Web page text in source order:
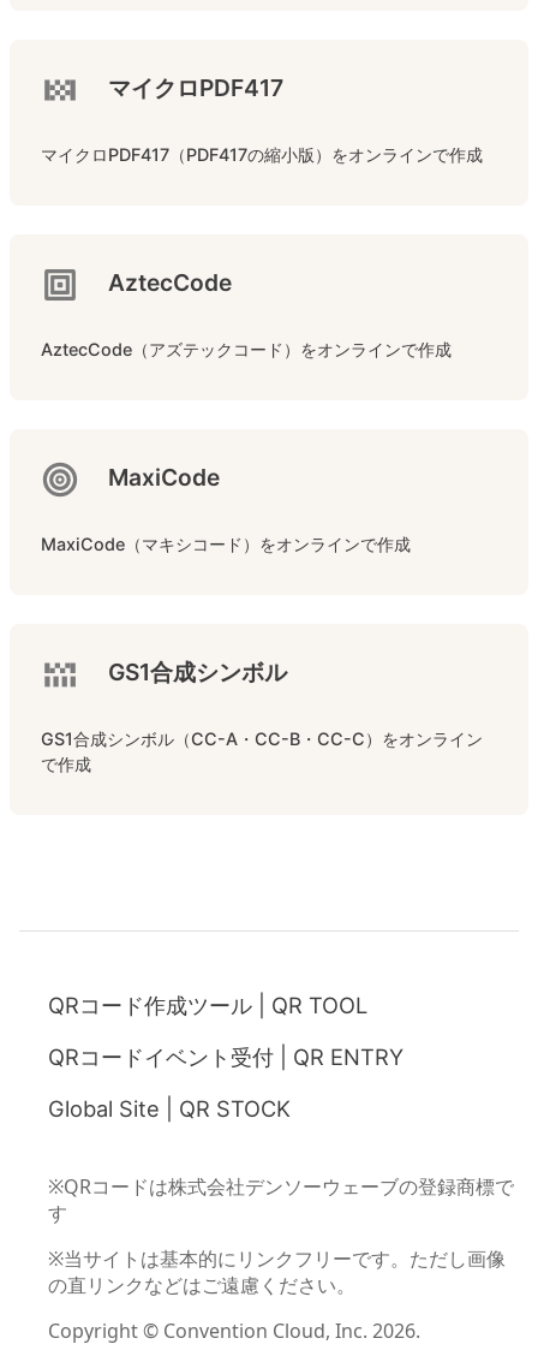
マイクロPDF417
マイクロPDF417（PDF417の縮小版）をオンラインで作成
AztecCode
AztecCode（アズテックコード）をオンラインで作成
MaxiCode
MaxiCode（マキシコード）をオンラインで作成
GS1合成シンボル
GS1合成シンボル（CC-A・CC-B・CC-C）をオンライン
で作成
QRコード作成ツール | QR TOOL
QRコードイベント受付 | QR ENTRY
Global Site | QR STOCK
※QRコードは株式会社デンソーウェーブの登録商標で
す
※当サイトは基本的にリンクフリーです。ただし画像
の直リンクなどはご遠慮ください。
Copyright © Convention Cloud, Inc. 2026.